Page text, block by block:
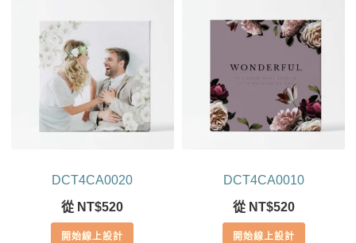
DCT4CA0020
從 NT$520
開始線上設計
DCT4CA0010
從 NT$520
開始線上設計